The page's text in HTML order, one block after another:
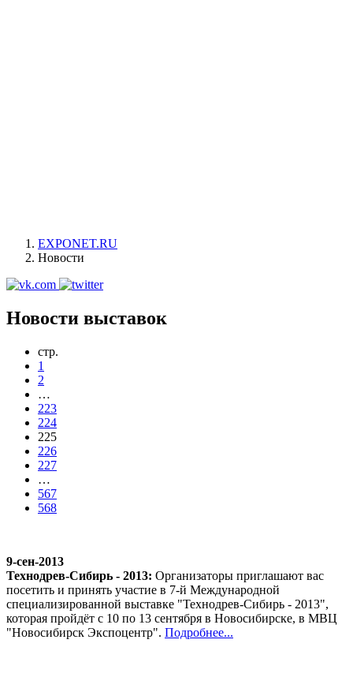
EXPONET.RU
Новости
Новости выставок
стр.
1
2
…
223
224
225
226
227
…
567
568
9-сен-2013
Технодрев-Сибирь - 2013: Организаторы приглашают вас
посетить и принять участие в 7-й Международной
специализированной выставке "Технодрев-Сибирь - 2013",
которая пройдёт с 10 по 13 сентября в Новосибирске, в МВЦ
"Новосибирск Экспоцентр". Подробнее...